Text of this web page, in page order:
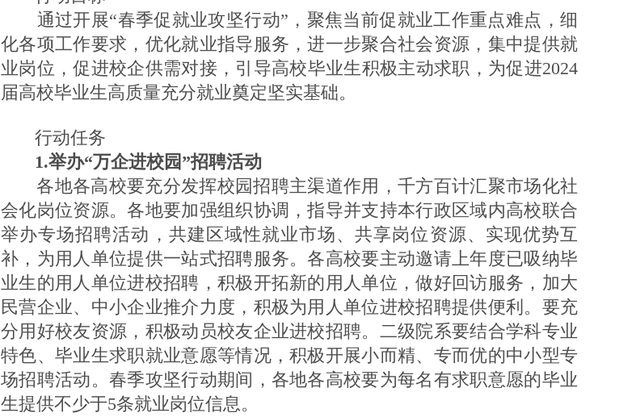
通过开展“春季促就业攻坚行动”，聚焦当前促就业工作重点难点，细
化各项工作要求，优化就业指导服务，进一步聚合社会资源，集中提供就
业岗位，促进校企供需对接，引导高校毕业生积极主动求职，为促进2024
届高校毕业生高质量充分就业奠定坚实基础。
行动任务
1.举办“万企进校园”招聘活动
各地各高校要充分发挥校园招聘主渠道作用，千方百计汇聚市场化社
会化岗位资源。各地要加强组织协调，指导并支持本行政区域内高校联合
举办专场招聘活动，共建区域性就业市场、共享岗位资源、实现优势互
补，为用人单位提供一站式招聘服务。各高校要主动邀请上年度已吸纳毕
业生的用人单位进校招聘，积极开拓新的用人单位，做好回访服务，加大
民营企业、中小企业推介力度，积极为用人单位进校招聘提供便利。要充
分用好校友资源，积极动员校友企业进校招聘。二级院系要结合学科专业
特色、毕业生求职就业意愿等情况，积极开展小而精、专而优的中小型专
场招聘活动。春季攻坚行动期间，各地各高校要为每名有求职意愿的毕业
生提供不少于5条就业岗位信息。